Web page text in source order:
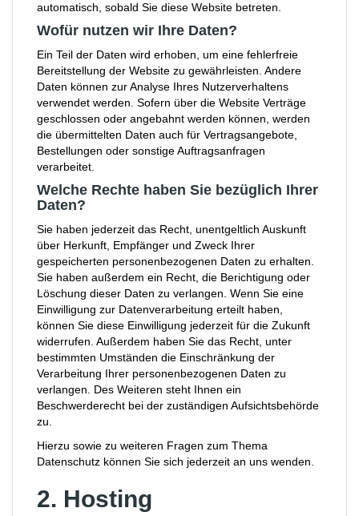
automatisch, sobald Sie diese Website betreten.
Wofür nutzen wir Ihre Daten?
Ein Teil der Daten wird erhoben, um eine fehlerfreie
Bereitstellung der Website zu gewährleisten. Andere
Daten können zur Analyse Ihres Nutzerverhaltens
verwendet werden. Sofern über die Website Verträge
geschlossen oder angebahnt werden können, werden
die übermittelten Daten auch für Vertragsangebote,
Bestellungen oder sonstige Auftragsanfragen
verarbeitet.
Welche Rechte haben Sie bezüglich Ihrer
Daten?
Sie haben jederzeit das Recht, unentgeltlich Auskunft
über Herkunft, Empfänger und Zweck Ihrer
gespeicherten personenbezogenen Daten zu erhalten.
Sie haben außerdem ein Recht, die Berichtigung oder
Löschung dieser Daten zu verlangen. Wenn Sie eine
Einwilligung zur Datenverarbeitung erteilt haben,
können Sie diese Einwilligung jederzeit für die Zukunft
widerrufen. Außerdem haben Sie das Recht, unter
bestimmten Umständen die Einschränkung der
Verarbeitung Ihrer personenbezogenen Daten zu
verlangen. Des Weiteren steht Ihnen ein
Beschwerderecht bei der zuständigen Aufsichtsbehörde
zu.
Hierzu sowie zu weiteren Fragen zum Thema
Datenschutz können Sie sich jederzeit an uns wenden.
2. Hosting